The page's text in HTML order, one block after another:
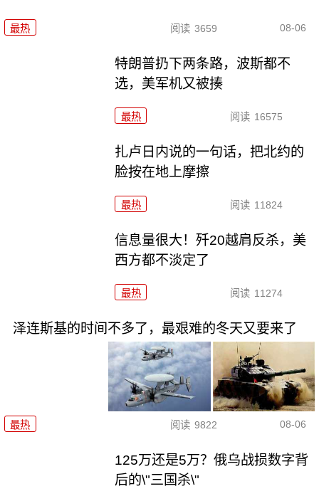
最热 阅读 3659 08-06
特朗普扔下两条路，波斯都不
选，美军机又被揍
最热 阅读 16575
扎卢日内说的一句话，把北约的
脸按在地上摩擦
最热 阅读 11824
信息量很大！歼20越肩反杀，美
西方都不淡定了
最热 阅读 11274
泽连斯基的时间不多了，最艰难的冬天又要来了
最热 阅读 9822 08-06
125万还是5万？俄乌战损数字背
后的\"三国杀\"